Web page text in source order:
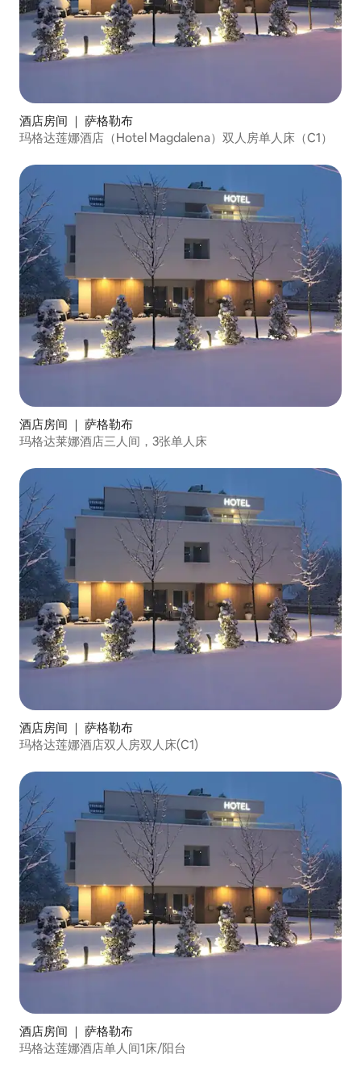
酒店房间 ｜ 萨格勒布
玛格达莲娜酒店（Hotel Magdalena）双人房单人床（C1）
酒店房间 ｜ 萨格勒布
玛格达莱娜酒店三人间，3张单人床
酒店房间 ｜ 萨格勒布
玛格达莲娜酒店双人房双人床(C1)
酒店房间 ｜ 萨格勒布
玛格达莲娜酒店单人间1床/阳台